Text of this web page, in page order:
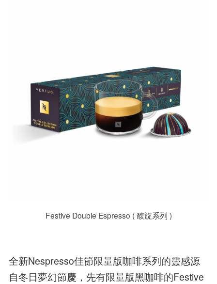
Festive Double Espresso ( 馥旋系列 )
全新Nespresso佳節限量版咖啡系列的靈感源
自冬日夢幻節慶，先有限量版黑咖啡的Festive